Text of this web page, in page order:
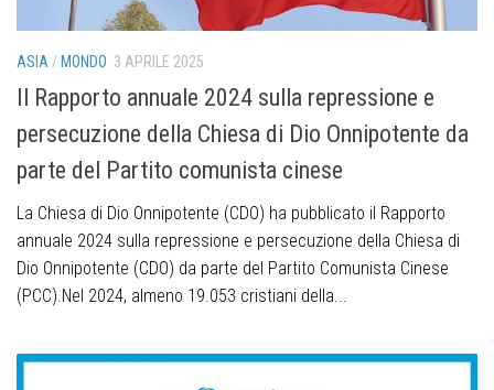
ASIA / MONDO 3 APRILE 2025
Il Rapporto annuale 2024 sulla repressione e
persecuzione della Chiesa di Dio Onnipotente da
parte del Partito comunista cinese
La Chiesa di Dio Onnipotente (CDO) ha pubblicato il Rapporto
annuale 2024 sulla repressione e persecuzione della Chiesa di
Dio Onnipotente (CDO) da parte del Partito Comunista Cinese
(PCC).Nel 2024, almeno 19.053 cristiani della...